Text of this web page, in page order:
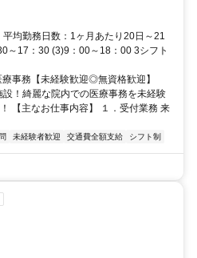
石神井公園駅～バス約１５分
均勤務日数：1ヶ月あたり20日～21
～17：30 (3)9：00～18：00 3シフト
事務【未経験歓迎◎無資格歓迎】
！綺麗な院内での医療事務を未経験
【主なお仕事内容】 １．受付業務 来
未経験者歓迎 交通費全額支給 シフト制